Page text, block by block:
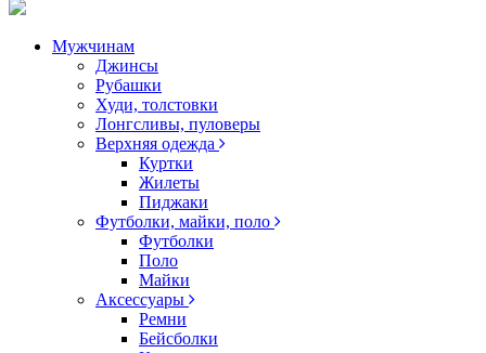
Мужчинам
Джинсы
Рубашки
Худи, толстовки
Лонгсливы, пуловеры
Верхняя одежда
Куртки
Жилеты
Пиджаки
Футболки, майки, поло
Футболки
Поло
Майки
Аксессуары
Ремни
Бейсболки